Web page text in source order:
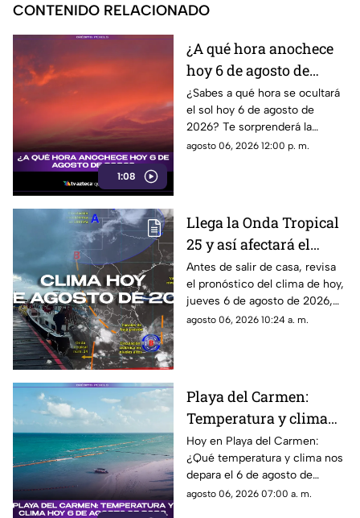
CONTENIDO RELACIONADO
1:08
¿A qué hora anochece
hoy 6 de agosto de
2026?
¿Sabes a qué hora se ocultará
el sol hoy 6 de agosto de
2026? Te sorprenderá la
respuesta. ¡No te pierdas esta
agosto 06, 2026 12:00 p. m.
Llega la Onda Tropical
25 y así afectará el
clima en Quintana Roo:
Pronóstico del tiempo
HOY, 6 de agosto de
2026, en Cancún y el
Antes de salir de casa, revisa
el pronóstico del clima de hoy,
jueves 6 de agosto de 2026,
en Cancún y el resto de
agosto 06, 2026 10:24 a. m.
Playa del Carmen:
Temperatura y clima
hoy 6 de agosto de
2026.
Hoy en Playa del Carmen:
¿Qué temperatura y clima nos
depara el 6 de agosto de
2026? No te pierdas este
agosto 06, 2026 07:00 a. m.